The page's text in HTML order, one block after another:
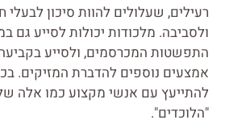
רעילים, שעלולים להוות סיכון לבעלי
ולסביבה. מלכודות יכולות לסייע גם
התפשטות המכרסמים, ולסייע
אמצעים נוספים להדברת המזיקים.
להתייעץ עם אנשי מקצוע כמו אלה
"הלוכדים".